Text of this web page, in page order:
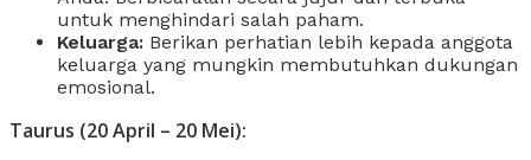
untuk menghindari salah paham.
Keluarga: Berikan perhatian lebih kepada anggota
keluarga yang mungkin membutuhkan dukungan
emosional.
Taurus (20 April – 20 Mei):